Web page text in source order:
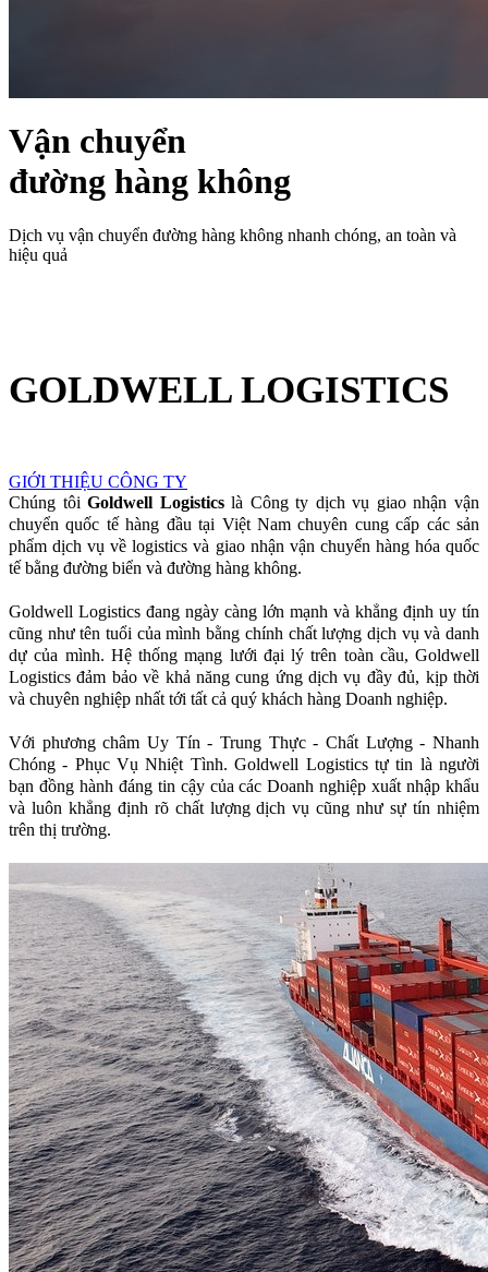
Vận chuyển
đường hàng không
Dịch vụ vận chuyển đường hàng không nhanh chóng, an toàn và
hiệu quả
GOLDWELL LOGISTICS
GIỚI THIỆU CÔNG TY
Chúng tôi Goldwell Logisticslà Công ty dịch vụ giao nhận vận
chuyển quốc tế hàng đầu tại Việt Nam chuyên cung cấp các sản
phẩm dịch vụ về logistics và giao nhận vận chuyển hàng hóa quốc
tế bằng đường biển và đường hàng không.
Goldwell Logistics đang ngày càng lớn mạnh và khẳng định uy tín
cũng như tên tuổi của mình bằng chính chất lượng dịch vụ và danh
dự của mình. Hệ thống mạng lưới đại lý trên toàn cầu, Goldwell
Logistics đảm bảo về khả năng cung ứng dịch vụ đầy đủ, kịp thời
và chuyên nghiệp nhất tới tất cả quý khách hàng Doanh nghiệp.
Với phương châm Uy Tín - Trung Thực - Chất Lượng - Nhanh
Chóng - Phục Vụ Nhiệt Tình. Goldwell Logistics tự tin là người
bạn đồng hành đáng tin cậy của các Doanh nghiệp xuất nhập khẩu
và luôn khẳng định rõ chất lượng dịch vụ cũng như sự tín nhiệm
trên thị trường.